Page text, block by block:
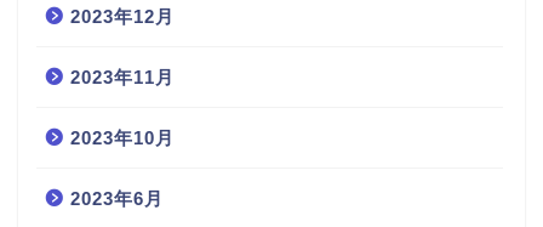
2023年12月
2023年11月
2023年10月
2023年6月